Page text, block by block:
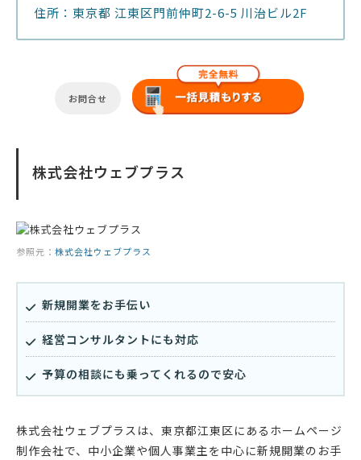
住所：東京都 江東区門前仲町2-6-5 川治ビル2F
お問合せ
株式会社ウェブプラス
参照元： 株式会社ウェブプラス
新規開業をお手伝い
経営コンサルタントにも対応
予算の相談にも乗ってくれるので安心
株式会社ウェブプラスは、東京都江東区にあるホームページ
制作会社で、中小企業や個人事業主を中心に新規開業のお手